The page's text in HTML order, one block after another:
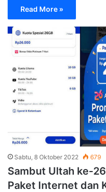
Read More »
Sabtu, 8 Oktober 2022 679
Sambut Ultah ke-
Paket Internet dan